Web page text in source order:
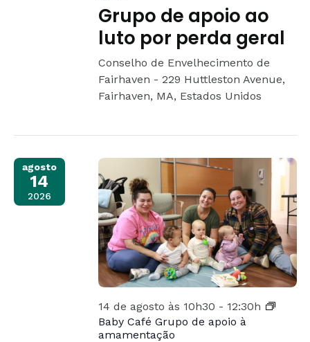
Grupo de apoio ao
luto por perda geral
Conselho de Envelhecimento de
Fairhaven - 229 Huttleston Avenue,
Fairhaven, MA, Estados Unidos
agosto
14
2026
14 de agosto às 10h30 - 12:30h
Baby Café Grupo de apoio à
amamentação